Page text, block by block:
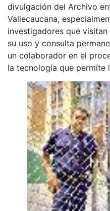
divulgación del Archivo
Vallecaucana,
investigadores que
su uso y consulta
un colaborador en el
la tecnología que permite